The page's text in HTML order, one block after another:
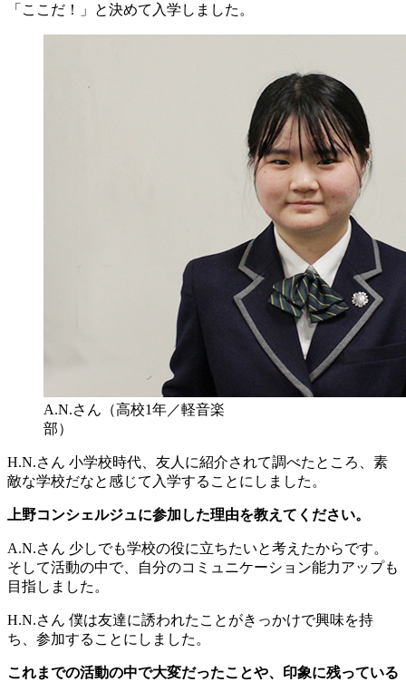
「ここだ！」と決めて入学しました。
A.N.さん（高校1年／軽音楽
部）
H.N.さん 小学校時代、友人に紹介されて調べたところ、素
敵な学校だなと感じて入学することにしました。
上野コンシェルジュに参加した理由を教えてください。
A.N.さん 少しでも学校の役に立ちたいと考えたからです。
そして活動の中で、自分のコミュニケーション能力アップも
目指しました。
H.N.さん 僕は友達に誘われたことがきっかけで興味を持
ち、参加することにしました。
これまでの活動の中で大変だったことや、印象に残っている